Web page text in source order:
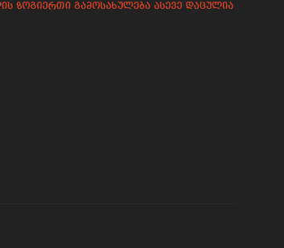
ზოგიერთი გამოსახულება ასევე დაცულია